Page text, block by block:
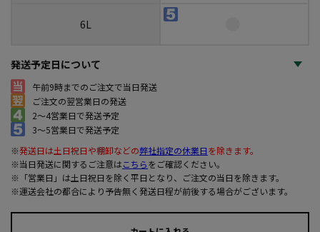
6L
発送予定日について
午前9時までのご注文で当日発送
ご注文の翌営業日の発送
2～4営業日で発送予定
3～5営業日で発送予定
※発送日は土日祝日や棚卸などの弊社指定の休業日を除きます。
※当日発送に関するご注意はこちらをご確認ください。
※「営業日」は土日祝日を除く平日となり、ご注文の当日を除きます。
※運送会社の都合により予告無く発送日程が前後する場合がございます。